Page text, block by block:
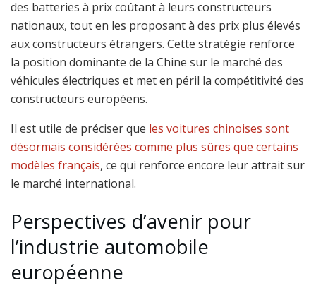
des batteries à prix coûtant à leurs constructeurs
nationaux, tout en les proposant à des prix plus élevés
aux constructeurs étrangers. Cette stratégie renforce
la position dominante de la Chine sur le marché des
véhicules électriques et met en péril la compétitivité des
constructeurs européens.
Il est utile de préciser que les voitures chinoises sont
désormais considérées comme plus sûres que certains
modèles français, ce qui renforce encore leur attrait sur
le marché international.
Perspectives d’avenir pour
l’industrie automobile
européenne